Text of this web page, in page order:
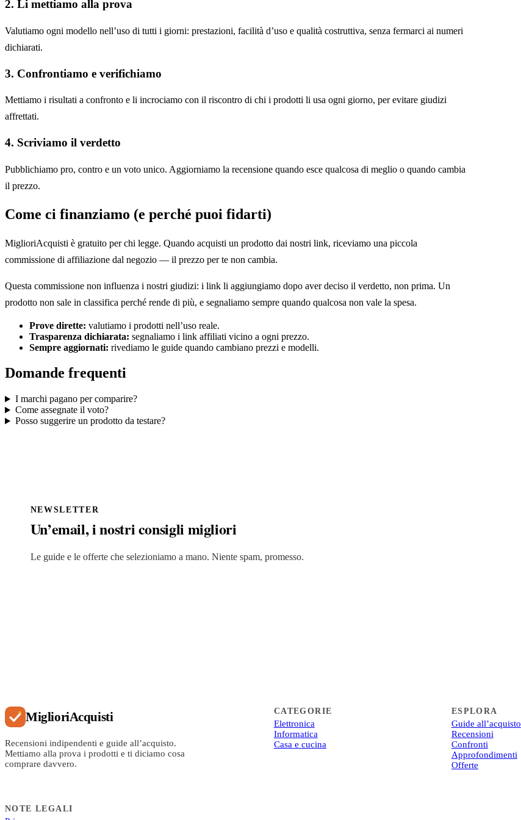
2. Li mettiamo alla prova
Valutiamo ogni modello nell’uso di tutti i giorni: prestazioni, facilità d’uso e qualità costruttiva, senza fermarci ai numeri
dichiarati.
3. Confrontiamo e verifichiamo
Mettiamo i risultati a confronto e li incrociamo con il riscontro di chi i prodotti li usa ogni giorno, per evitare giudizi
affrettati.
4. Scriviamo il verdetto
Pubblichiamo pro, contro e un voto unico. Aggiorniamo la recensione quando esce qualcosa di meglio o quando cambia
il prezzo.
Come ci finanziamo (e perché puoi fidarti)
MiglioriAcquisti è gratuito per chi legge. Quando acquisti un prodotto dai nostri link, riceviamo una piccola
commissione di affiliazione dal negozio — il prezzo per te non cambia.
Questa commissione non influenza i nostri giudizi: i link li aggiungiamo dopo aver deciso il verdetto, non prima. Un
prodotto non sale in classifica perché rende di più, e segnaliamo sempre quando qualcosa non vale la spesa.
Prove dirette: valutiamo i prodotti nell’uso reale.
Trasparenza dichiarata: segnaliamo i link affiliati vicino a ogni prezzo.
Sempre aggiornati: rivediamo le guide quando cambiano prezzi e modelli.
Domande frequenti
I marchi pagano per comparire?
Come assegnate il voto?
Posso suggerire un prodotto da testare?
NEWSLETTER
Un’email, i nostri consigli migliori
Le guide e le offerte che selezioniamo a mano. Niente spam, promesso.
MiglioriAcquisti
Recensioni indipendenti e guide all’acquisto.
Mettiamo alla prova i prodotti e ti diciamo cosa
comprare davvero.
CATEGORIE
Elettronica
Informatica
Casa e cucina
ESPLORA
Guide all’acquisto
Recensioni
Confronti
Approfondimenti
Offerte
NOTE LEGALI